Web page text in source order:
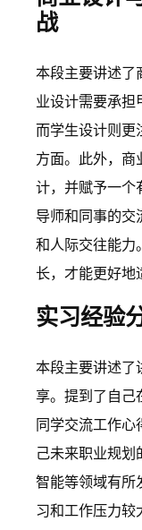
战
本段主要讲述了
业设计需要承担
而学生设计则更
方面。此外，商
计，并赋予一个
导师和同事的交
和人际交往能力
长，才能更好地
实习经验
本段主要讲述了
享。提到了自己
同学交流工作心
己未来职业规划
智能等领域有所
习和工作压力较